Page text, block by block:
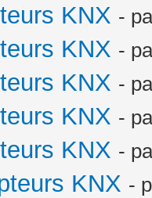
KNX -
KNX -
KNX -
KNX -
KNX -
KNX -